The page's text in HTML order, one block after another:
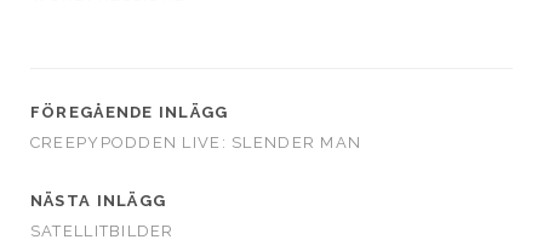
FÖREGÅENDE INLÄGG
CREEPYPODDEN LIVE: SLENDER MAN
NÄSTA INLÄGG
SATELLITBILDER